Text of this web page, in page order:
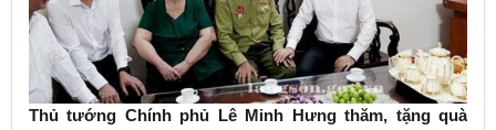
Thủ tướng Chính phủ Lê Minh Hưng thăm, tặng quà